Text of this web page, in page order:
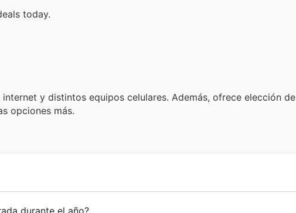
today.
y distintos equipos celulares. Además, ofrece elección de
opciones más.